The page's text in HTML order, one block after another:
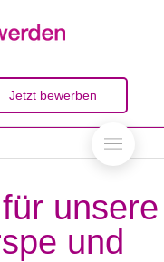
Jetzt bewerben
unsere
und